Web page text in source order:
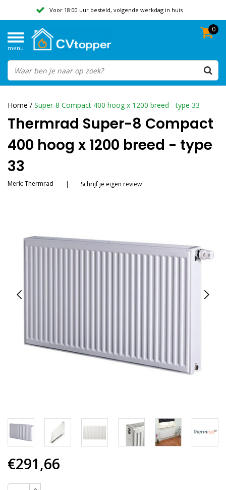
Voor 18:00 uur besteld, volgende werkdag in huis
Beoordeeld met een 9,8
menu
0
Home / Super-8 Compact 400 hoog x 1200 breed - type 33
Thermrad Super-8 Compact
400 hoog x 1200 breed - type
33
Merk: Thermrad | Schrijf je eigen review
€291,66